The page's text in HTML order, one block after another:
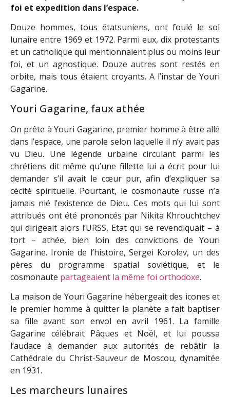
foi et expedition dans l’espace.
Douze hommes, tous étatsuniens, ont foulé le sol
lunaire entre 1969 et 1972. Parmi eux, dix protestants
et un catholique qui mentionnaient plus ou moins leur
foi, et un agnostique. Douze autres sont restés en
orbite, mais tous étaient croyants. A l’instar de Youri
Gagarine.
Youri Gagarine, faux athée
On prête à Youri Gagarine, premier homme à être allé
dans l’espace, une parole selon laquelle il n’y avait pas
vu Dieu. Une légende urbaine circulant parmi les
chrétiens dit même qu’une fillette lui a écrit pour lui
demander s’il avait le cœur pur, afin d’expliquer sa
cécité spirituelle. Pourtant, le cosmonaute russe n’a
jamais nié l’existence de Dieu. Ces mots qui lui sont
attribués ont été prononcés par Nikita Khrouchtchev
qui dirigeait alors l’URSS, Etat qui se revendiquait – à
tort – athée, bien loin des convictions de Youri
Gagarine. Ironie de l’histoire, Sergei Korolev, un des
pères du programme spatial soviétique, et le
cosmonaute partageaient la même foi orthodoxe.
La maison de Youri Gagarine hébergeait des icones et
le premier homme à quitter la planète a fait baptiser
sa fille avant son envol en avril 1961. La famille
Gagarine célébrait Pâques et Noël, et lui poussa
l’audace à demander aux autorités de rebâtir la
Cathédrale du Christ-Sauveur de Moscou, dynamitée
en 1931.
Les marcheurs lunaires